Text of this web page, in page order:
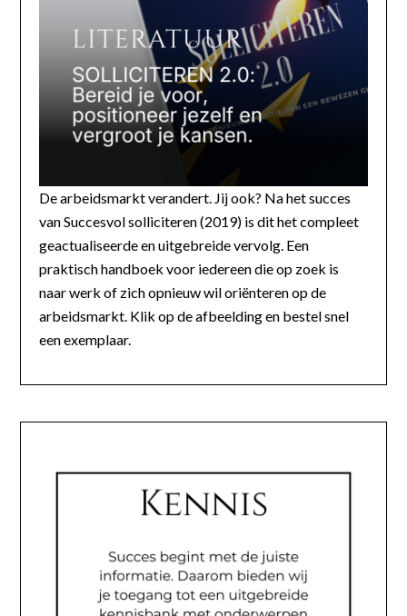
De arbeidsmarkt verandert. Jij ook? Na het succes
van Succesvol solliciteren (2019) is dit het compleet
geactualiseerde en uitgebreide vervolg. Een
praktisch handboek voor iedereen die op zoek is
naar werk of zich opnieuw wil oriënteren op de
arbeidsmarkt. Klik op de afbeelding en bestel snel
een exemplaar.